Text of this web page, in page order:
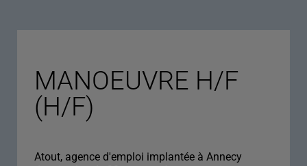
MANOEUVRE H/F
(H/F)
Atout, agence d'emploi implantée à Annecy